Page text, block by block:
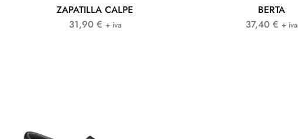
ZAPATILLA CALPE
31,90 € + iva
BERTA
37,40 € + iva